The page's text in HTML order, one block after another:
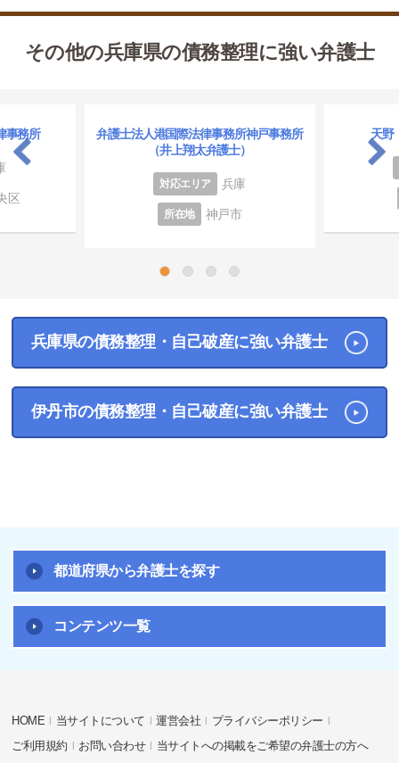
その他の兵庫県の債務整理に強い弁護士
事務所
区
弁護士法人港国際法律事務所神戸事務所
（井上翔太弁護士）
対応エリア 兵庫
所在地 神戸市
天野
兵庫県の債務整理・自己破産に強い弁護士
伊丹市の債務整理・自己破産に強い弁護士
都道府県から弁護士を探す
コンテンツ一覧
HOME 当サイトについて 運営会社
プライバシーポリシー
ご利用規約
お問い合わせ 当サイトへの掲載をご希望の弁護士の方へ